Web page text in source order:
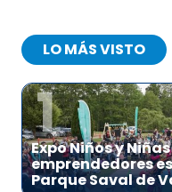
LO MÁS VISTO
1
Expo Niños y
emprendedores
Parque Saval de